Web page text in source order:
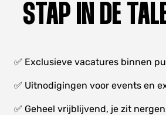
STAP IN DE
✅ Exclusieve vacatures binnen
✅ Uitnodigingen voor events en
✅ Geheel vrijblijvend, je zit